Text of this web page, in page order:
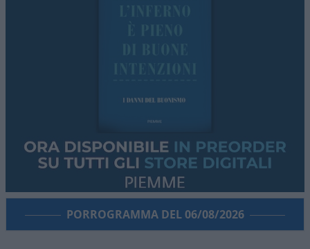
PORROGRAMMA DEL 06/08/2026